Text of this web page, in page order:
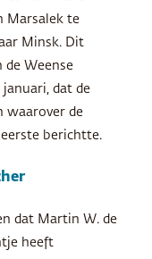
Marsalek te
Minsk. Dit
de Weense
dat de
waarover de
berichtte.
dat Martin W. de
heeft